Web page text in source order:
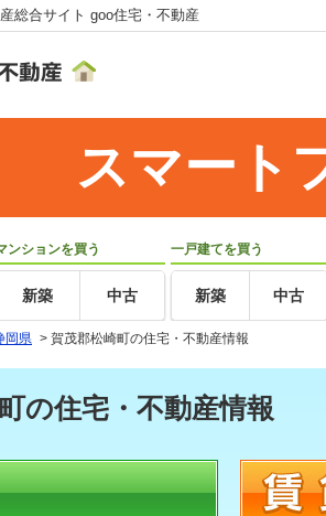
総合サイト goo住宅・不動産
スマート
ンションを買う
新築 中古
一戸建てを買う
新築 中古
岡県 > 賀茂郡松崎町の住宅・不動産情報
の住宅・不動産情報